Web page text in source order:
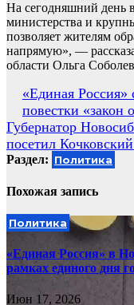
На сегодняшний день
министерства и
позволяет жителям
напрямую», —
области Ольга
Навигация
по
записям
«Единая Россия»
повестки «закон
Губернатор
посетил
Раздел: Политика
Похожая запись
Политика
«Единая Россия» в
рамках единого дня
Июн 17, 2026